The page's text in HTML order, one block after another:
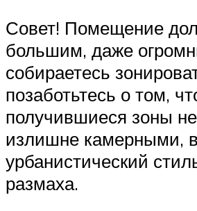
Совет! Помещение
большим, даже
собираетесь
позаботьтесь о том,
получившиеся зоны
излишне камерными,
урбанистический
размаха.